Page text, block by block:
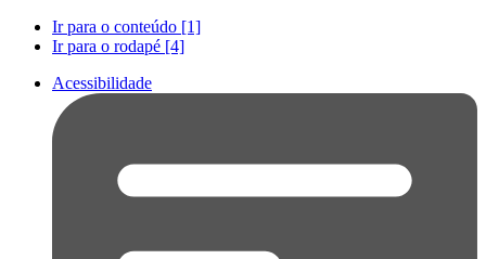
Ir para o conteúdo [1]
Ir para o rodapé [4]
Acessibilidade